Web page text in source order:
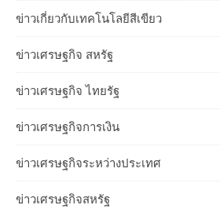
ข่าวเกี่ยวกับเทคโนโลยีสีเขียว
ข่าวเศรษฐกิจ สหรัฐ
ข่าวเศรษฐกิจ ไทยรัฐ
ข่าวเศรษฐกิจการเงิน
ข่าวเศรษฐกิจระหว่างประเทศ
ข่าวเศรษฐกิจสหรัฐ